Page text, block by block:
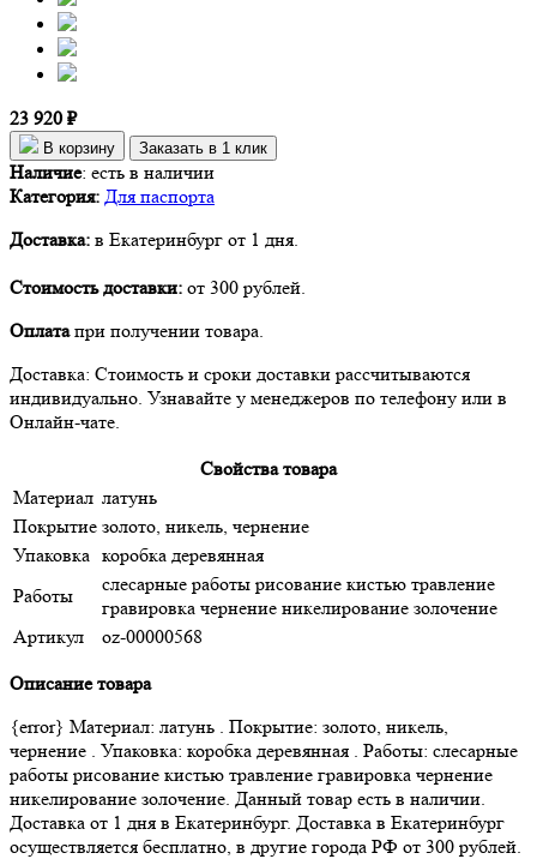
23 920 ₽
В корзину Заказать в 1 клик
Наличие: есть в наличии
Категория: Для паспорта
Доставка: в Екатеринбург от 1 дня.
Стоимость доставки: от 300 рублей.
Оплатапри получении товара.
Доставка: Стоимость и сроки доставки рассчитываются
индивидуально. Узнавайте у менеджеров по телефону или в
Онлайн-чате.
Свойства товара
Материал латунь
Покрытие золото, никель, чернение
Упаковка коробка деревянная
Работы
слесарные работы рисование кистью травление
гравировка чернение никелирование золочение
Артикул
oz-00000568
Описание товара
{error} Материал: латунь . Покрытие: золото, никель,
чернение . Упаковка: коробка деревянная . Работы: слесарные
работы рисование кистью травление гравировка чернение
никелирование золочение. Данный товар есть в наличии.
Доставка от 1 дня в Екатеринбург. Доставка в Екатеринбург
осуществляется бесплатно, в другие города РФ от 300 рублей.